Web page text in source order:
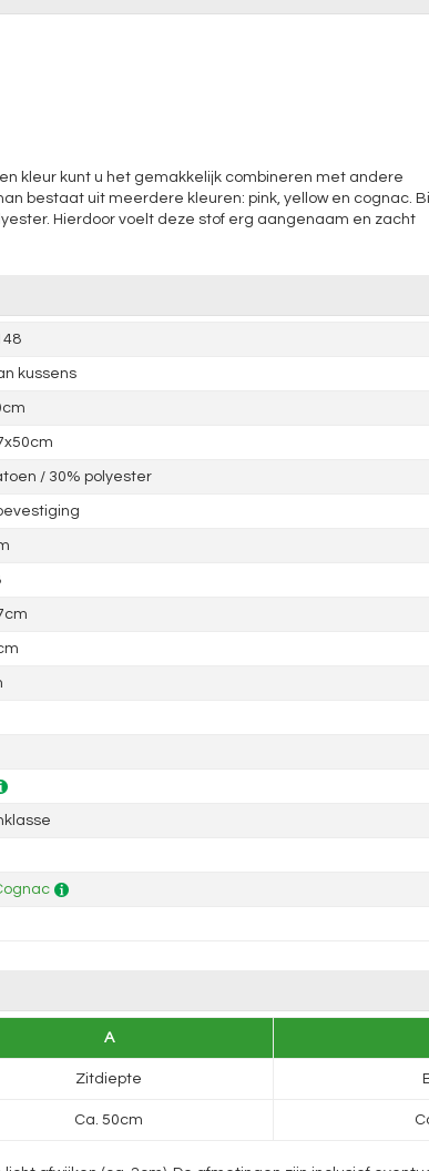
kleur kunt u het gemakkelijk combineren met andere
bestaat uit meerdere kleuren: pink, yellow en cognac.
Hierdoor voelt deze stof erg aangenaam en zacht
kussens
/ 30% polyester
A
Zitdiepte
Ca. 50cm